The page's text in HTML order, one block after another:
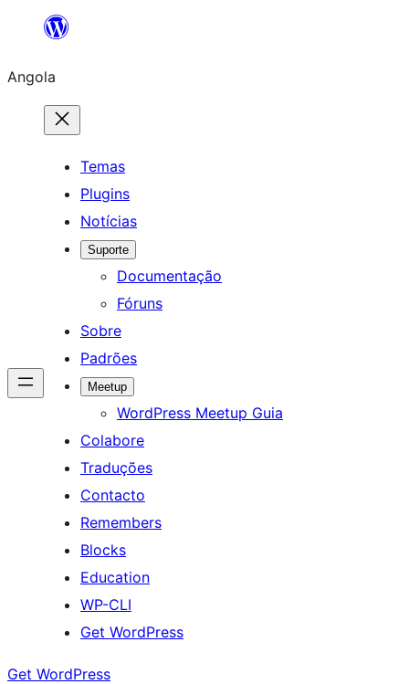
Saltar
o
conteúdo
Angola
Temas
Plugins
Notícias
Suporte
Documentação
Fóruns
Sobre
Padrões
Meetup
WordPress Meetup Guia
Colabore
Traduções
Contacto
Remembers
Blocks
Education
WP-CLI
Get WordPress
Get WordPress